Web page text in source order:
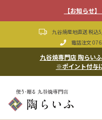
【お知らせ
九谷焼産地直送 税込
電話注文
九谷焼専門店 陶らい
※ポイント付与